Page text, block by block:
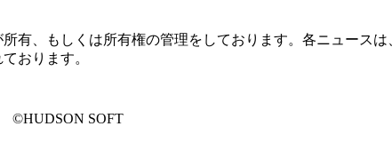
有、もしくは所有権の管理をしております。各ニュース
おります。
©HUDSON SOFT